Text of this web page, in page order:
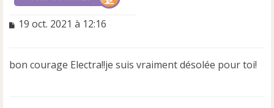
M
a
19 oct. 2021 à 12:16
bon courage Electra!!je suis vraiment désolée pour toi!